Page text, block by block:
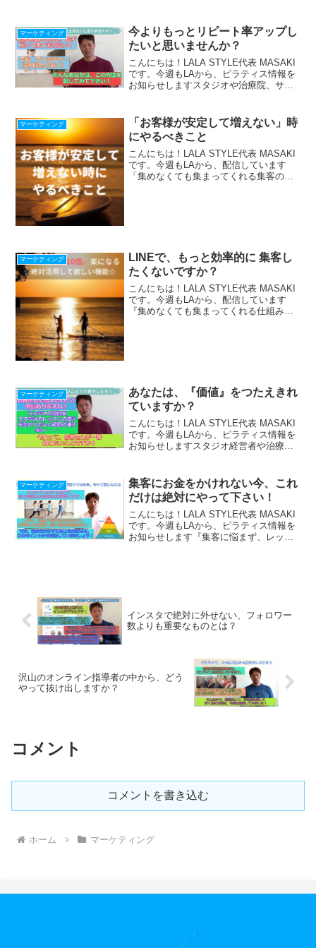
方・始め方22の動画マニュアル】プレ
ゼ...
マーケティング
今よりもっとリピート率アップし
たいと思いませんか？
こんにちは！LALA STYLE代表 MASAKI
です。今週もLAから、ピラティス情報を
お知らせしますスタジオや治療院、サロ
お試しで入って来てくれた方に戻ってき
て欲しい...
マーケティング
「お客様が安定して増えない」時
にやるべきこと
こんにちは！LALA STYLE代表 MASAKI
です。今週もLAから、配信しています
「集めなくても集まってくれる集客の流
マーケティング
LINEで、もっと効率的に 集客し
たくないですか？
こんにちは！LALA STYLE代表 MASAKI
です。今週もLAから、配信しています
『集めなくても集まってくれる仕組み』
マーケティング
あなたは、『価値』をつたえきれ
ていますか？
こんにちは！LALA STYLE代表 MASAKI
です。今週もLAから、ピラティス情報を
お知らせしますスタジオ経営者や治療院
か？貴方のところに、ついつい来たくな
るようなき...
マーケティング
集客にお金をかけれない今、これ
だけは絶対にやって下さい！
こんにちは！LALA STYLE代表 MASAKI
です。今週もLAから、ピラティス情報を
お知らせします『集客に悩まず、レッス
インスタで絶対に外せない、フォロワー
数よりも重要なものとは？
沢山のオンライン指導者の中から、どう
やって抜け出しますか？
コメント
コメントを書き込む
ホーム マーケティング